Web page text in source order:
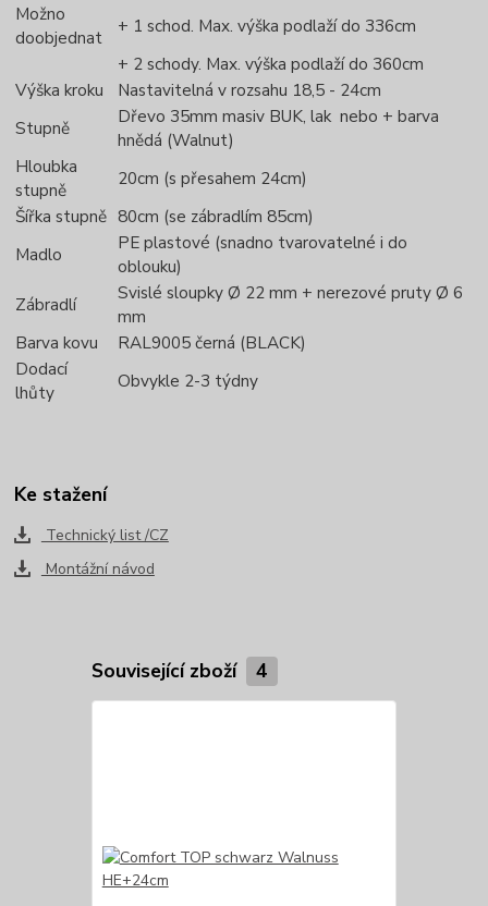
Možno
doobjednat
+ 1 schod. Max. výška podlaží do 336cm
+ 2 schody. Max. výška podlaží do 360cm
Výška kroku
Nastavitelná v rozsahu 18,5 - 24cm
Stupně
Dřevo 35mm masiv BUK, lak nebo + barva
hnědá (Walnut)
Hloubka
stupně
20cm (s přesahem 24cm)
Šířka stupně 80cm (se zábradlím 85cm)
Madlo
PE plastové (snadno tvarovatelné i do
oblouku)
Zábradlí
Svislé sloupky Ø 22 mm + nerezové pruty Ø 6
mm
Barva kovu
RAL9005 černá (BLACK)
Dodací
lhůty
Obvykle 2-3 týdny
Ke stažení
Technický list /CZ
Montážní návod
Související zboží 4